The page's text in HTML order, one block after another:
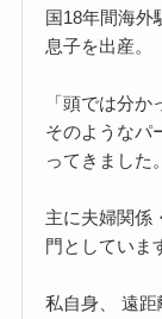
国18年間海外
息子を出産。
「頭では分
そのようなパ
ってきました。
主に夫婦関係
門としていま
私自身、 遠